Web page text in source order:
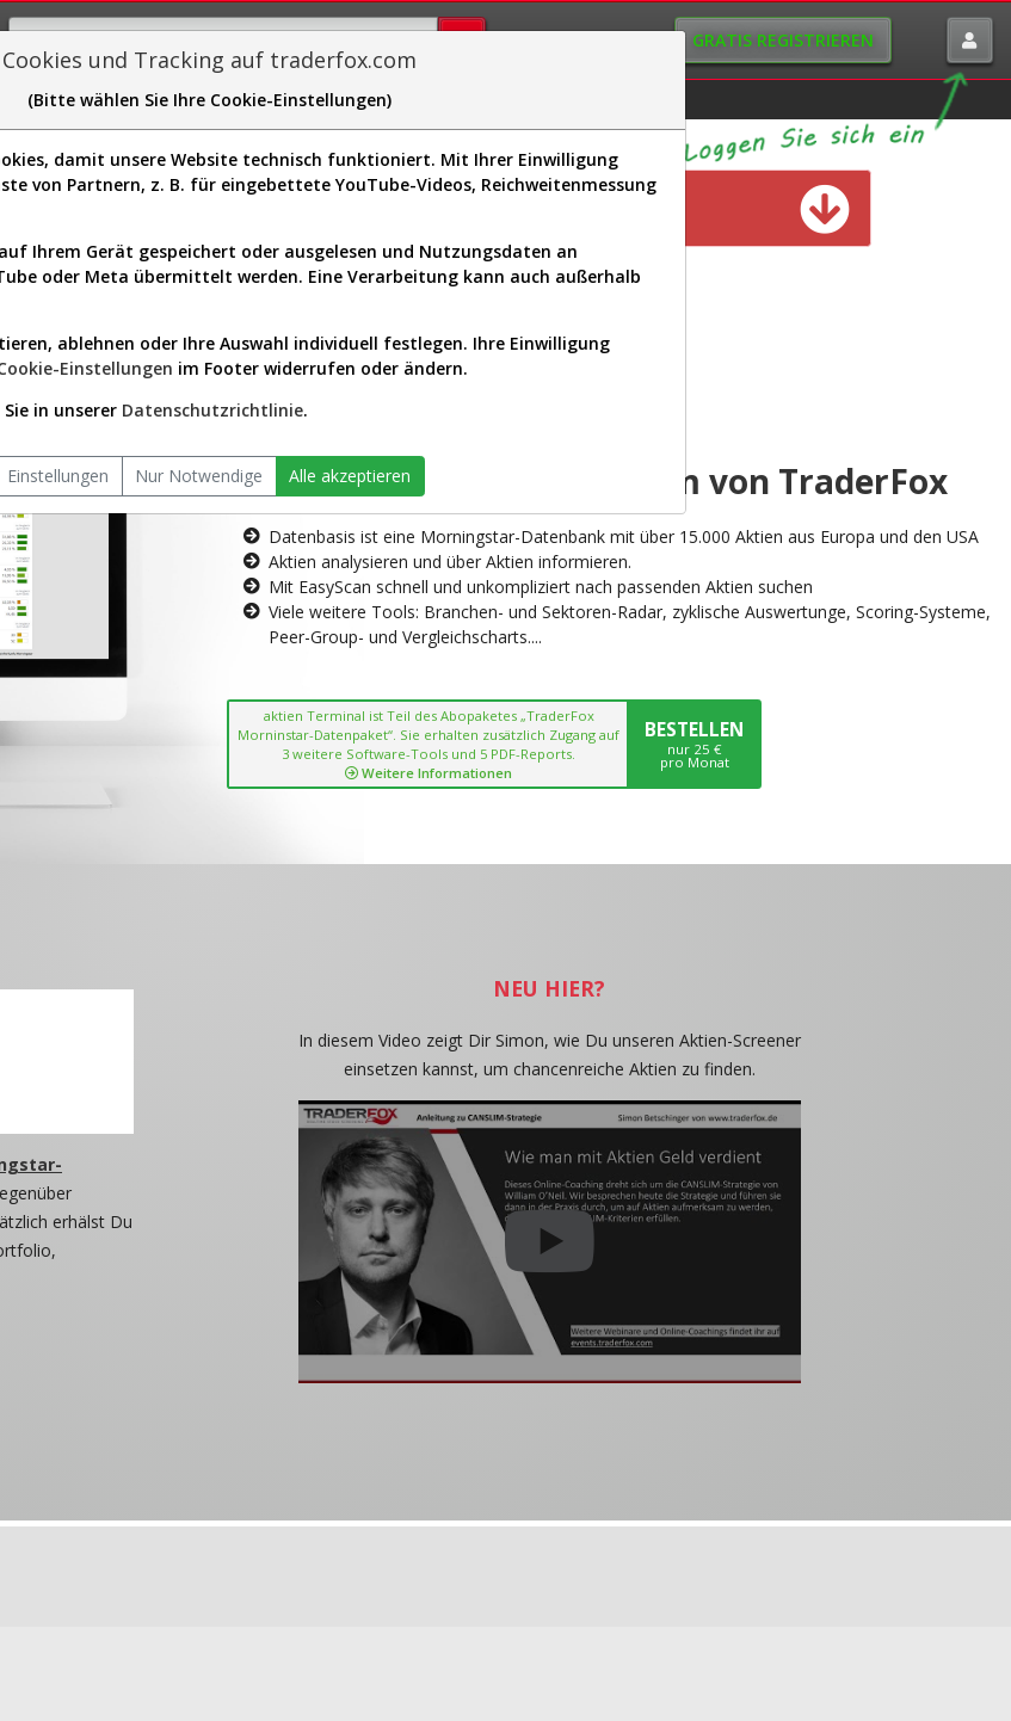
GRATIS REGISTRIEREN
Sector-Spider Easy-Scan Visualizations
ist nur für Premium-Kunden verfügbar
AKTIEN-TERMINAL
Die Aktienanalyse-Plattform von TraderFox
Datenbasis ist eine Morningstar-Datenbank mit über 15.000 Aktien aus Europa und den USA
Aktien analysieren und über Aktien informieren.
Mit EasyScan schnell und unkompliziert nach passenden Aktien suchen
Viele weitere Tools: Branchen- und Sektoren-Radar, zyklische Auswertunge, Scoring-Systeme,
Peer-Group- und Vergleichscharts....
aktien Terminal ist Teil des Abopaketes „TraderFox
Morninstar-Datenpaket“. Sie erhalten zusätzlich Zugang auf
3 weitere Software-Tools und 5 PDF-Reports.
Weitere Informationen
BESTELLEN
nur 25 €
pro Monat
erhälst Du
NEU HIER?
In diesem Video zeigt Dir Simon, wie Du unseren Aktien-Screener
einsetzen kannst, um chancenreiche Aktien zu finden.
Cookies und Tracking auf traderfox.com
(Bitte wählen Sie Ihre Cookie-Einstellungen)
damit unsere Website technisch funktioniert. Mit Ihrer Einwilligung
von Partnern, z. B. für eingebettete YouTube-Videos, Reichweitenmessung
Ihrem Gerät gespeichert oder ausgelesen und Nutzungsdaten an
oder Meta übermittelt werden. Eine Verarbeitung kann auch außerhalb
ablehnen oder Ihre Auswahl individuell festlegen. Ihre Einwilligung
Einstellungen im Footer widerrufen oder ändern.
in unserer Datenschutzrichtlinie.
Einstellungen Nur Notwendige Alle akzeptieren